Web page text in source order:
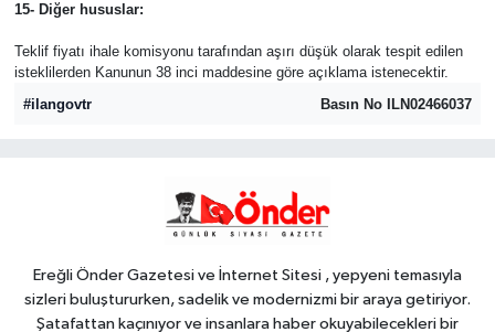
15- Diğer hususlar:
Teklif fiyatı ihale komisyonu tarafından aşırı düşük olarak tespit edilen
isteklilerden Kanunun 38 inci maddesine göre açıklama istenecektir.
#ilangovtr
Basın No ILN02466037
Ereğli Önder Gazetesi ve İnternet Sitesi , yepyeni temasıyla
sizleri buluştururken, sadelik ve modernizmi bir araya getiriyor.
Şatafattan kaçınıyor ve insanlara haber okuyabilecekleri bir